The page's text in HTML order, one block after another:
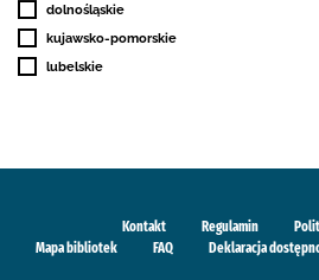
dolnośląskie
kujawsko-pomorskie
lubelskie
Kontakt Regulamin
Mapa bibliotek
FAQ Deklaracja